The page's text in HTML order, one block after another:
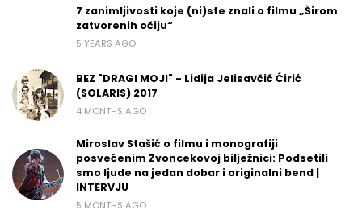
7 zanimljivosti koje (ni)ste znali o filmu „Širom
zatvorenih očiju“
5 YEARS AGO
BEZ "DRAGI MOJI" - Lidija Jelisavčić Ćirić
(SOLARIS) 2017
4 MONTHS AGO
Miroslav Stašić o filmu i monografiji
posvećenim Zvoncekovoj bilježnici: Podsetili
smo ljude na jedan dobar i originalni bend |
INTERVJU
5 MONTHS AGO